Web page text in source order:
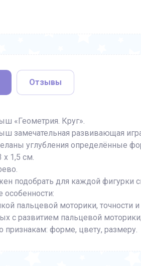
Отзывы
«Геометрия. Круг».
замечательная развивающая
углубления определённые
х 1,5 см.
подобрать для каждой фигурки
пальцевой моторики, точности
с развитием пальцевой моторики;
признакам: форме, цвету, размеру.